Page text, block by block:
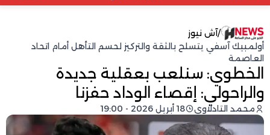
/آش نيوز
أولمبيك آسفي يتسلح بالثقة والتركيز لحسم التأهل أمام اتحاد
العاصمة
الخطوي: سنلعب بعقلية جديدة
والراحولي: إقصاء الوداد حفزنا
محمد التادلاوي 18 أبريل 2026 - 19:00